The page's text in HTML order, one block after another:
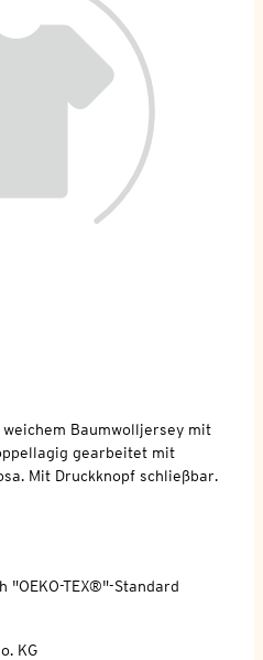
Baumwolljersey mit
gearbeitet mit
Mit Druckknopf schließbar.
"OEKO-TEX®"-Standard
KG